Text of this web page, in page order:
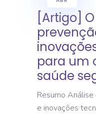
[Artigo]
para um
saúde
Resumo
e inovações